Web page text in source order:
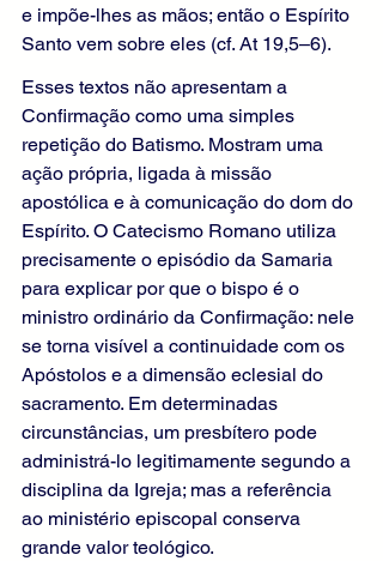
e impõe-lhes as mãos; então o Espírito
Santo vem sobre eles (cf. At 19,5–6).
Esses textos não apresentam a
Confirmação como uma simples
repetição do Batismo. Mostram uma
ação própria, ligada à missão
apostólica e à comunicação do dom do
Espírito. O Catecismo Romano utiliza
precisamente o episódio da Samaria
para explicar por que o bispo é o
ministro ordinário da Confirmação: nele
se torna visível a continuidade com os
Apóstolos e a dimensão eclesial do
sacramento. Em determinadas
circunstâncias, um presbítero pode
administrá-lo legitimamente segundo a
disciplina da Igreja; mas a referência
ao ministério episcopal conserva
grande valor teológico.